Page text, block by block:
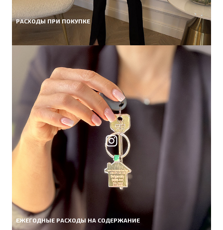
РАСХОДЫ ПРИ ПОКУПКЕ
ЕЖЕГОДНЫЕ РАСХОДЫ НА СОДЕРЖАНИЕ